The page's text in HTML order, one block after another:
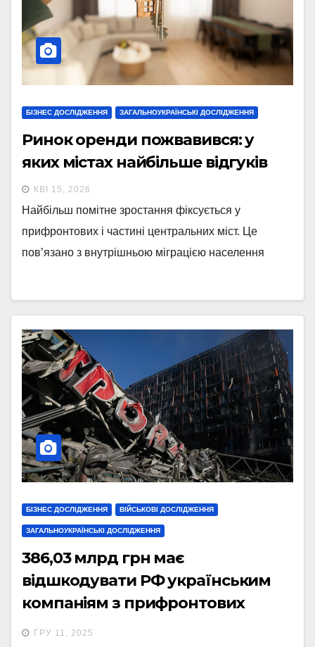
БІЗНЕС ДОСЛІДЖЕННЯ ЗАГАЛЬНОУКРАЇНСЬКІ ДОСЛІДЖЕННЯ
Ринок оренди пожвавився: у
яких містах найбільше відгуків
КВІ 15, 2026
Найбільш помітне зростання фіксується у
прифронтових і частині центральних міст. Це
пов’язано з внутрішньою міграцією населення
БІЗНЕС ДОСЛІДЖЕННЯ ВІЙСЬКОВІ ДОСЛІДЖЕННЯ
ЗАГАЛЬНОУКРАЇНСЬКІ ДОСЛІДЖЕННЯ
386,03 млрд грн має
відшкодувати РФ українським
компаніям з прифронтових
регіонів
ГРУ 11, 2025